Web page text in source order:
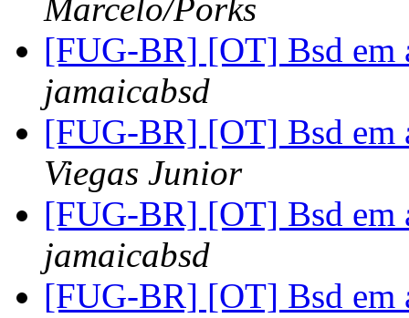
Marcelo/Porks
[FUG-BR] [OT] Bsd em
jamaicabsd
[FUG-BR] [OT] Bsd em
Viegas Junior
[FUG-BR] [OT] Bsd em
jamaicabsd
[FUG-BR] [OT] Bsd em